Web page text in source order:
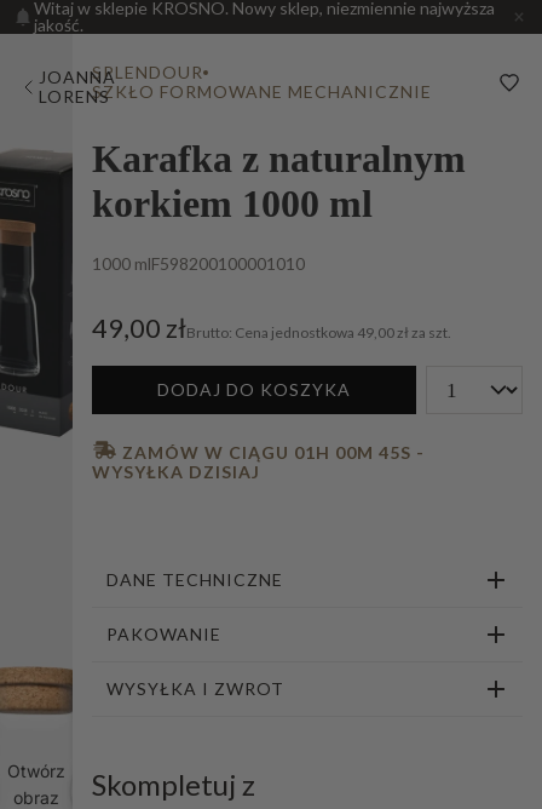
Witaj w sklepie KROSNO. Nowy sklep, niezmiennie najwyższa
jakość.
JOANNA
LORENS
Otwórz
obraz
SPLENDOUR
SZKŁO FORMOWANE MECHANICZNIE
Karafka z naturalnym
korkiem 1000 ml
1000 mlF598200100001010
49,00 zł Cena jednostkowa 49,00 zł za szt.
DODAJ DO KOSZYKA
DANE TECHNICZNE
PAKOWANIE
WYSYŁKA I ZWROT
Skompletuj z
ZAMÓW W CIĄGU 01H 00M 44S -
WYSYŁKA DZISIAJ